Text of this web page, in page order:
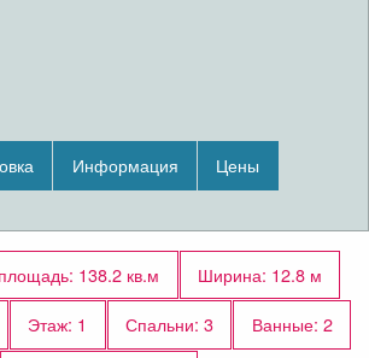
Информация Цены
138.2 кв.м
Ширина: 12.8 м
Этаж: 1 Спальни: 3
Ванные: 2